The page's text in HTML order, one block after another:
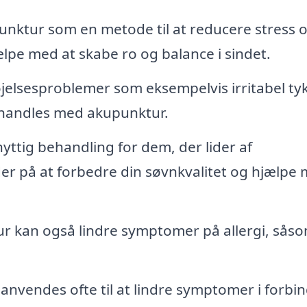
som en metode til at reducere stress
med at skabe ro og balance i sindet.
som eksempelvis irritabel
med akupunktur.
behandling for dem, der lider af
på at forbedre din søvnkvalitet og hjælpe
kan også lindre symptomer på allergi,
ofte til at lindre symptomer i